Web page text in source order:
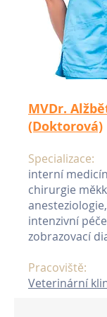
MVDr.
(Doktorová)
Specializace:
interní
chirurgie
intenzivní
zobrazovací
Pracoviště:
Veterinární